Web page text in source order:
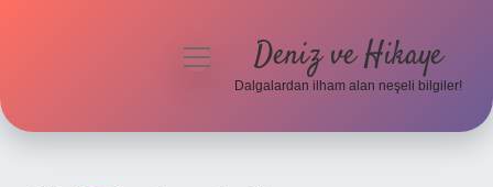
menüyü
Deniz ve Hikaye
Dalgalardan ilham alan neşeli bilgiler!